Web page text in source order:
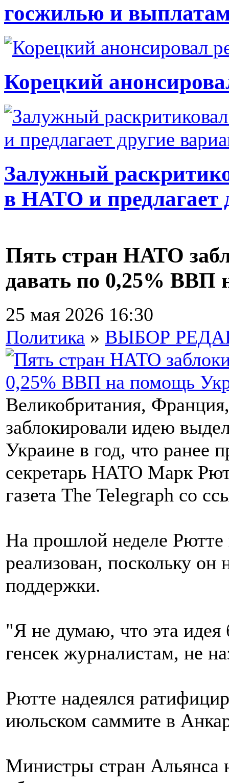
госжилью и
Корецкий
Залужный
в НАТО и предлагает
Пять стран НАТО
давать по 0,25% ВВП
25 мая 2026 16:30
Политика » ВЫБОР
Великобритания,
заблокировали идею
Украине в год, что ранее
секретарь НАТО Марк
газета The Telegraph со
На прошлой неделе Рютте
реализован, поскольку
поддержки.
"Я не думаю, что эта идея
генсек журналистам, не
Рютте надеялся
июльском саммите в
Министры стран Альянса